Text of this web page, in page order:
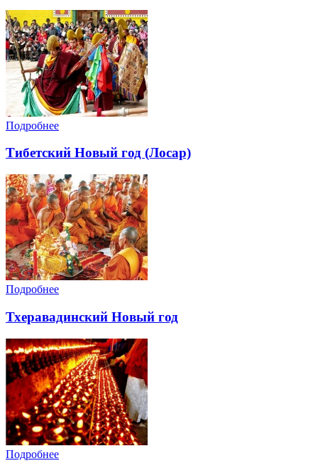
Подробнее
Тибетский Новый год (Лосар)
Подробнее
Тхеравадинский Новый год
Подробнее